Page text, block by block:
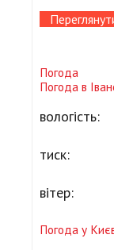
Погода
Погода в
вологість:
тиск:
вітер:
Погода у